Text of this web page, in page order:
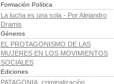
Formación Política
La lucha es una sola - Por Alejandro
Dramis
Géneros
EL PROTAGONISMO DE LAS
MUJERES EN LOS MOVIMIENTOS
SOCIALES
Ediciones
PATAGONIA, criminalización,